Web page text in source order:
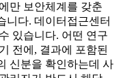
만 보안체계를 갖춘
니다. 데이터접근센터
있습니다. 어떤 연구
전에, 결과에 포함된
신분을 확인하는데 사